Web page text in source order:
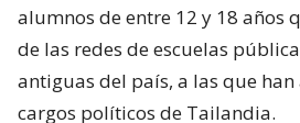
alumnos de entre 12 y 18 años
de las redes de escuelas
antiguas del país, a las que
cargos políticos de Tailandia.